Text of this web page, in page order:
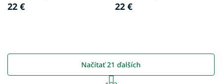
22 € 22 €
Načítať 21 ďalších
S